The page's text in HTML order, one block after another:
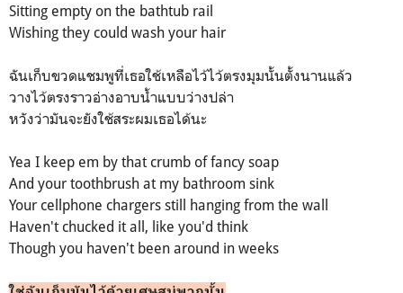
Sitting empty on the bathtub rail
Wishing they could wash your hair
ฉันเก็บขวดแชมพูที่เธอใช้เหลือไว้ไว้ตรงมุมนั้นตั้งนานแล้ว
วางไว้ตรงราวอ่างอาบน้ำแบบว่างปล่า
หวังว่ามันจะยังใช้สระผมเธอได้นะ
Yea I keep em by that crumb of fancy soap
And your toothbrush at my bathroom sink
Your cellphone chargers still hanging from the wall
Haven't chucked it all, like you'd think
Though you haven't been around in weeks